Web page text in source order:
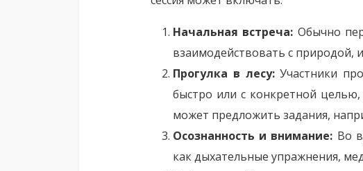
Начальная встреча: Обычно
взаимодействовать с природой,
Прогулка в лесу:Участники
быстро или с конкретной
может предложить задания,
Осознанность и внимание: Во
как дыхательные упражнения,